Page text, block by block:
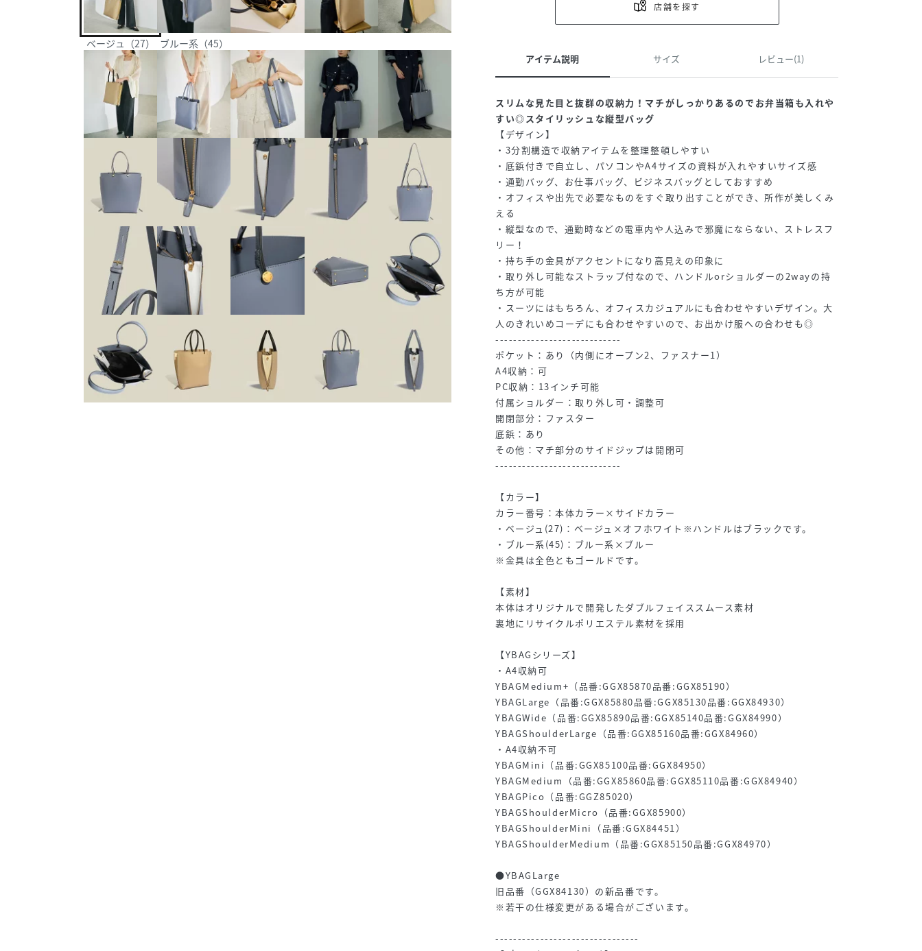
ベージュ（27） ブルー系（45）
店舗を探す
アイテム説明 サイズ レビュー(1)
スリムな見た目と抜群の収納力！マチがしっかりあるのでお弁当箱も入れや
すい◎スタイリッシュな縦型バッグ
【デザイン】
・3分割構造で収納アイテムを整理整頓しやすい
・底鋲付きで自立し、パソコンやA4サイズの資料が入れやすいサイズ感
・通勤バッグ、お仕事バッグ、ビジネスバッグとしておすすめ
・オフィスや出先で必要なものをすぐ取り出すことができ、所作が美しくみ
える
・縦型なので、通勤時などの電車内や人込みで邪魔にならない、ストレスフ
リー！
・持ち手の金具がアクセントになり高見えの印象に
・取り外し可能なストラップ付なので、ハンドルorショルダーの2wayの持
ち方が可能
・スーツにはもちろん、オフィスカジュアルにも合わせやすいデザイン。大
人のきれいめコーデにも合わせやすいので、お出かけ服への合わせも◎
----------------------------
ポケット：あり（内側にオープン2、ファスナー1）
A4収納：可
PC収納：13インチ可能
付属ショルダー：取り外し可・調整可
開閉部分：ファスター
底鋲：あり
その他：マチ部分のサイドジップは開閉可
----------------------------
【カラー】
カラー番号：本体カラー×サイドカラー
・ベージュ(27)：ベージュ×オフホワイト※ハンドルはブラックです。
・ブルー系(45)：ブルー系×ブルー
※金具は全色ともゴールドです。
【素材】
本体はオリジナルで開発したダブルフェイススムース素材
裏地にリサイクルポリエステル素材を採用
【YBAGシリーズ】
・A4収納可
YBAGMedium+（品番:GGX85870品番:GGX85190）
YBAGLarge（品番:GGX85880品番:GGX85130品番:GGX84930）
YBAGWide（品番:GGX85890品番:GGX85140品番:GGX84990）
YBAGShoulderLarge（品番:GGX85160品番:GGX84960）
・A4収納不可
YBAGMini（品番:GGX85100品番:GGX84950）
YBAGMedium（品番:GGX85860品番:GGX85110品番:GGX84940）
YBAGPico（品番:GGZ85020）
YBAGShoulderMicro（品番:GGX85900）
YBAGShoulderMini（品番:GGX84451）
YBAGShoulderMedium（品番:GGX85150品番:GGX84970）
●YBAGLarge
旧品番（GGX84130）の新品番です。
※若干の仕様変更がある場合がございます。
--------------------------------